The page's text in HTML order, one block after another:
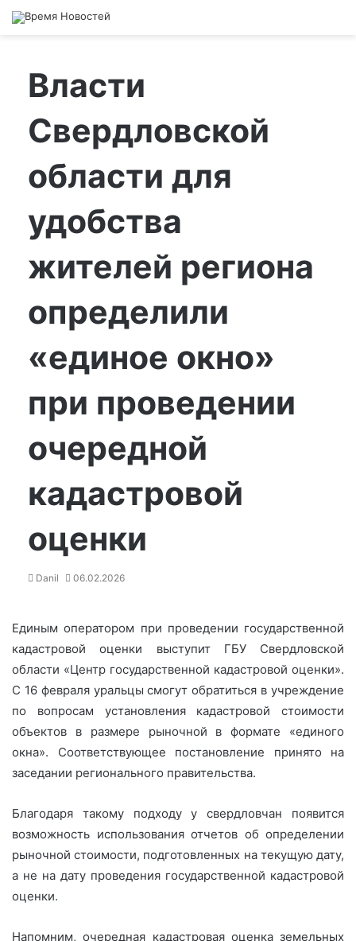
Власти
Свердловской
области для
удобства
жителей региона
определили
«единое окно»
при проведении
очередной
кадастровой
оценки
Danil 06.02.2026
Единым оператором при проведении государственной
кадастровой оценки выступит ГБУ Свердловской
области «Центр государственной кадастровой оценки».
С 16 февраля уральцы смогут обратиться в учреждение
по вопросам установления кадастровой стоимости
объектов в размере рыночной в формате «единого
окна». Соответствующее постановление принято на
заседании регионального правительства.
Благодаря такому подходу у свердловчан появится
возможность использования отчетов об определении
рыночной стоимости, подготовленных на текущую дату,
а не на дату проведения государственной кадастровой
оценки.
Напомним, очередная кадастровая оценка земельных